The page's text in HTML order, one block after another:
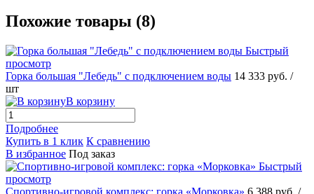
Похожие товары (8)
Быстрый
просмотр
Горка большая "Лебедь" с подключением воды 14 333 руб. /
шт
В корзину
Подробнее
Купить в 1 клик К сравнению
В избранное Под заказ
Быстрый
просмотр